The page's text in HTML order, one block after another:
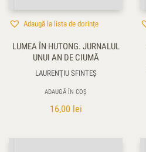
Adaugă la lista de dorințe
LUMEA ÎN HUTONG. JURNALUL
UNUI AN DE CIUMĂ
LAURENŢIU SFINTEȘ
ADAUGĂ ÎN COȘ
16,00 lei